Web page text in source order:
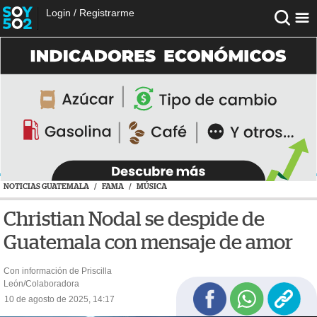
Login / Registrarme
NOTICIAS GUATEMALA / FAMA / MÚSICA
Christian Nodal se despide de
Guatemala con mensaje de amor
Con información de Priscilla
León/Colaboradora
10 de agosto de 2025, 14:17